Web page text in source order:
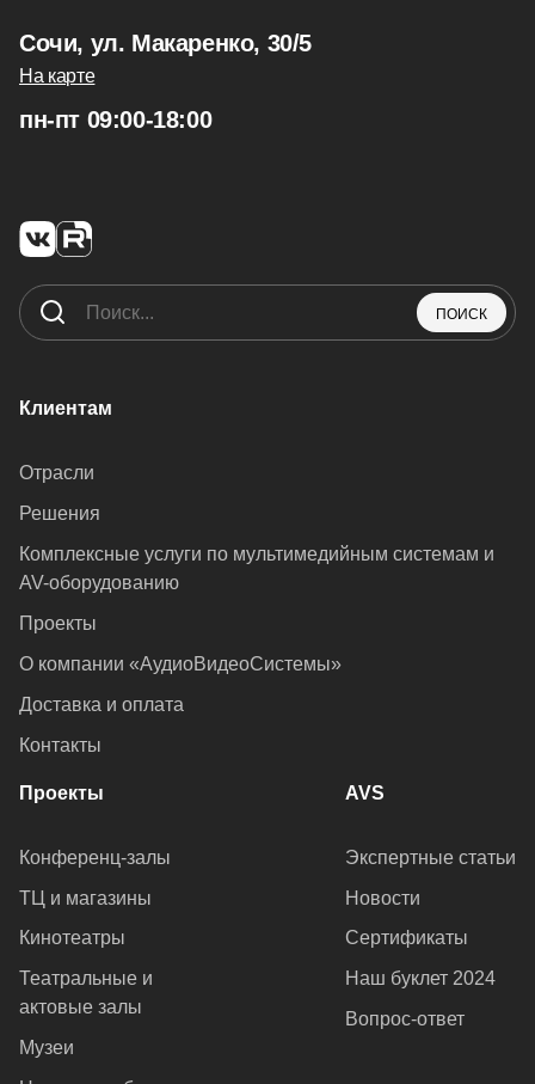
Сочи, ул. Макаренко, 30/5
На карте
пн-пт 09:00-18:00
ПОИСК
Клиентам
Отрасли
Решения
Комплексные услуги по мультимедийным системам и
AV-оборудованию
Проекты
О компании «АудиоВидеоСистемы»
Доставка и оплата
Контакты
Проекты
Конференц-залы
ТЦ и магазины
Кинотеатры
Театральные и
актовые залы
Музеи
AVS
Экспертные статьи
Новости
Сертификаты
Наш буклет 2024
Вопрос-ответ